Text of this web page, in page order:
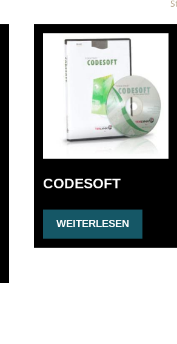
CODESOFT
WEITERLESEN